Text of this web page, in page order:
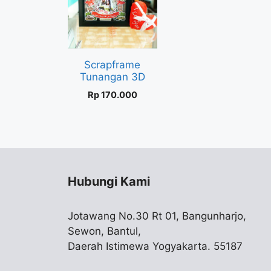
Scrapframe
Tunangan 3D
Rp170.000
Hubungi Kami
Jotawang No.30 Rt 01, Bangunharjo,
Sewon, Bantul,
Daerah Istimewa Yogyakarta. 55187